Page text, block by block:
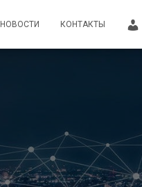
НОВОСТИ КОНТАКТЫ